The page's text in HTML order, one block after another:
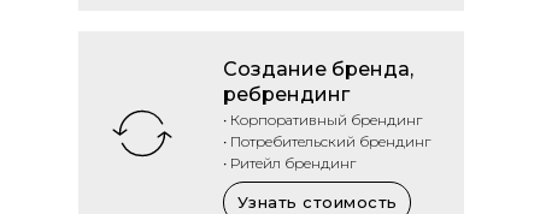
Узнать стоимость
Создание бренда,
ребрендинг
• Корпоративный брендинг
• Потребительский брендинг
• Ритейл брендинг